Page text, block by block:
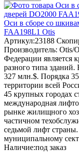
Оси в сборе со
FAA198L1 Otis
Артикул:23188
Производитель: Otis/
Федерации является
разного типа
327 млн.$. Порядка
территории всей
45 крупных городах
международная
рынке жилищного
частичном
седьмой лифт
муниципальному
Наличие:под заказ